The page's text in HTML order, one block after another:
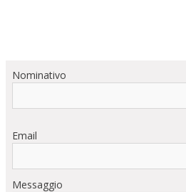
Nominativo
Email
Messaggio